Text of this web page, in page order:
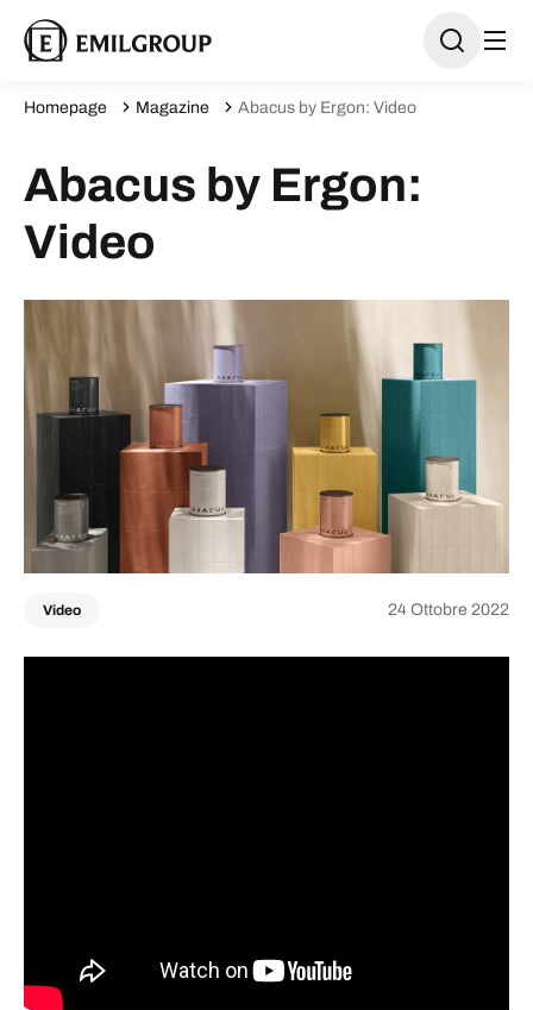
Homepage Magazine Abacus by Ergon: Video
Abacus by Ergon:
Video
Video 24 Ottobre 2022